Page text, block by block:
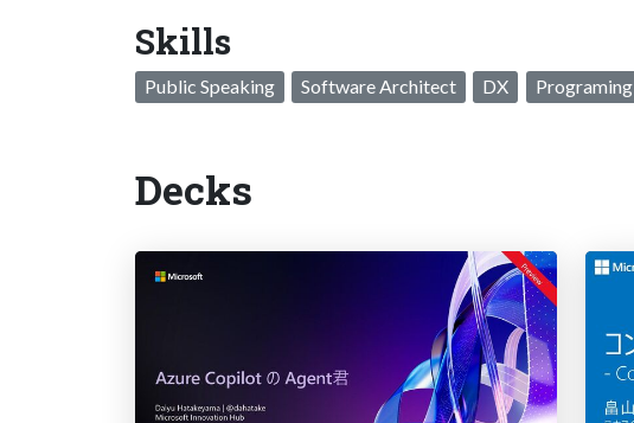
Skills
Public Speaking Software Architect DX Programing
Decks